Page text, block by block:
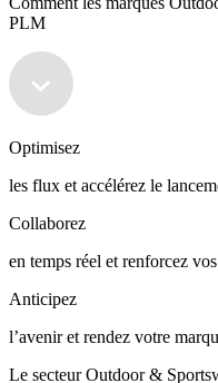
PLM
Optimisez
les flux et accélérez le
Collaborez
en temps réel et renforcez
Anticipez
l’avenir et rendez votre
Le secteur Outdoor &